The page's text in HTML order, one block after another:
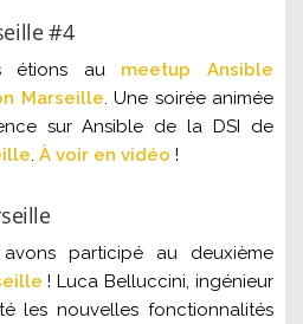
#4
étions au meetup Ansible
Marseille. Une soirée animée
sur Ansible de la DSI de
. À voir en vidéo !
participé au deuxième
! Luca Belluccini, ingénieur
les nouvelles fonctionnalités